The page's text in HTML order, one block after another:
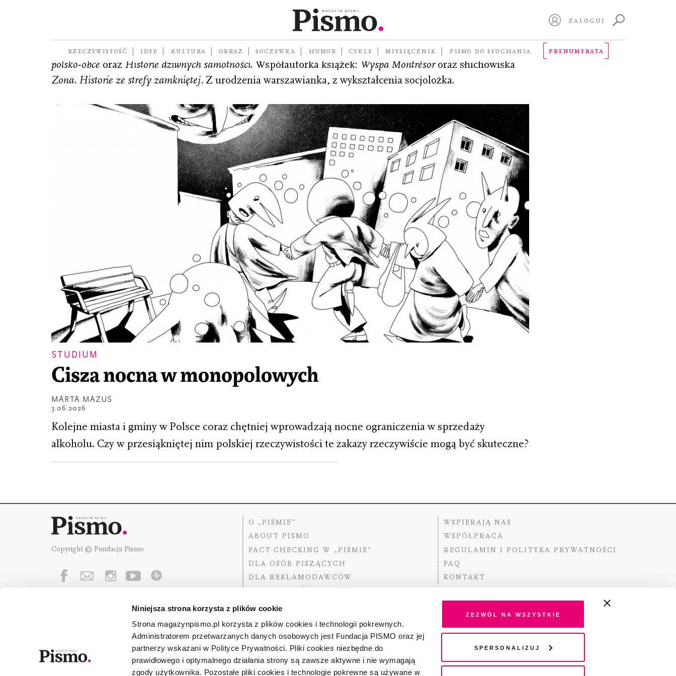
Niniejsza strona korzysta z plików cookie
Strona magazynpismo.pl korzysta z plików cookies i technologii pokrewnych.
Administratorem przetwarzanych danych osobowych jest Fundacja PISMO oraz jej
partnerzy wskazani w Polityce Prywatności. Pliki cookies niezbędne do
prawidłowego i optymalnego działania strony są zawsze aktywne i nie wymagają
zgody użytkownika. Pozostałe pliki cookies i technologie pokrewne są używane w
Zezwól na wszystkie
Spersonalizuj
ZALOGUJ
RZECZYWISTOŚĆ IDEE KULTURA OBRAZ SOCZEWKA HUMOR CYKLE MIESIĘCZNIK PISMO DO SŁUCHANIA PRENUMERATA
reporterka, do niedawna związana z tygodnikiem „Polityka”. Autorka książek:Król kebabów i inne zderzenia
polsko-obce oraz Historie dziwnych samotności. Współautorka książek: Wyspa Montrésororaz słuchowiska
Zona. Historie ze strefy zamkniętej. Z urodzenia warszawianka, z wykształcenia socjolożka.
STUDIUM
Cisza nocna w monopolowych
MARTA MAZUŚ
3.06.2026
Kolejne miasta i gminy w Polsce coraz chętniej wprowadzają nocne ograniczenia w sprzedaży
alkoholu. Czy w przesiąkniętej nim polskiej rzeczywistości te zakazy rzeczywiście mogą być skuteczne?
Copyright © Fundacja Pismo
O „PIŚMIE”
ABOUT PISMO
FACT-CHECKING W „PIŚMIE”
DLA OSÓB PISZĄCYCH
DLA REKLAMODAWCÓW
WSPIERAJĄ NAS
WSPÓŁPRACA
REGULAMIN I POLITYKA PRYWATNOŚCI
FAQ
KONTAKT
Fundację Pismowspierają:
Dofinansowano ze środków Ministra Kultury i Dziedzictwa
Narodowego pochodzących z Funduszu Promocji Kultury –